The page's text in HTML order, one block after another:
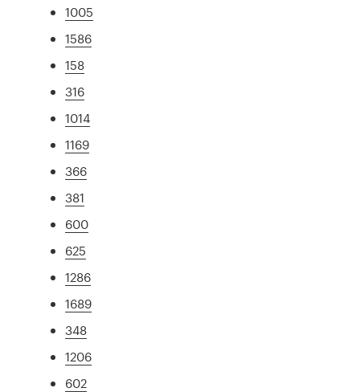
1005
1586
158
316
1014
1169
366
381
600
625
1286
1689
348
1206
602